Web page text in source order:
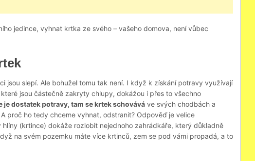
jedince, vyhnat krtka ze svého – vašeho domova, není vůbec
jsou slepí. Ale bohužel tomu tak není. I když k získání potravy využívají
jsou částečně zakryty chlupy, dokážou i přes to všechno
je dostatek potravy, tam se krtek schovává ve svých chodbách a
proč ho tedy chceme vyhnat, odstranit? Odpověď je velice
(krtince) dokáže rozlobit nejednoho zahrádkáře, který důkladně
na svém pozemku máte více krtinců, zem se pod vámi propadá, a to